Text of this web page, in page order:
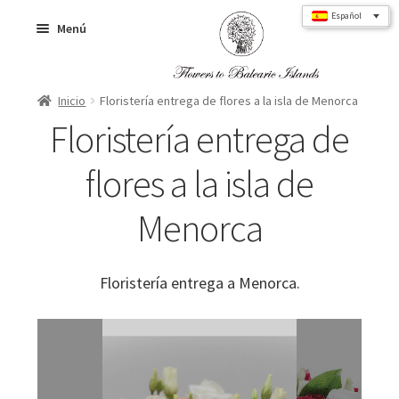
Menú
Inicio
Ramos de flores
Flower Box
Inicio Floristería entrega de flores a la isla de Menorca
Floristería entrega de
flores a la isla de
Menorca
Floristería entrega a Menorca.
Español